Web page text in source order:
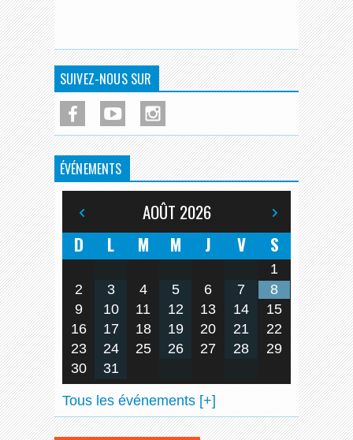
SUIVEZ-NOUS SUR
ÉVÉNEMENTS
AOÛT 2026
D
L M M J V S
1
2
3 4 5 6 7
8
9
10 11 12 13 14
15
16
17 18 19 20 21
22
23
24 25 26 27 28
29
30
31
Tous les événements [+]